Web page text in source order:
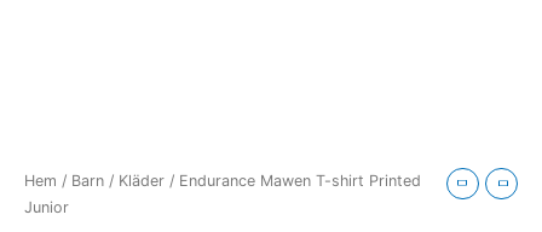
Hem / Barn / Kläder / Endurance Mawen T-shirt Printed
Junior
Junior
mängd